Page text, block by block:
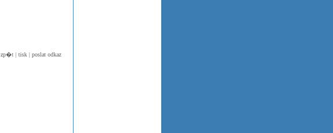
zp�t | tisk | poslat odkaz